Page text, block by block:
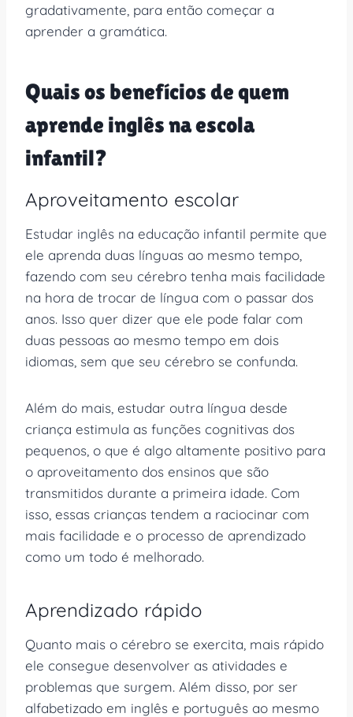
gradativamente, para então começar a
aprender a gramática.
Quais os benefícios de quem
aprende inglês na escola
infantil?
Aproveitamento escolar
Estudar inglês na educação infantil permite que
ele aprenda duas línguas ao mesmo tempo,
fazendo com seu cérebro tenha mais facilidade
na hora de trocar de língua com o passar dos
anos. Isso quer dizer que ele pode falar com
duas pessoas ao mesmo tempo em dois
idiomas, sem que seu cérebro se confunda.
Além do mais, estudar outra língua desde
criança estimula as funções cognitivas dos
pequenos, o que é algo altamente positivo para
o aproveitamento dos ensinos que são
transmitidos durante a primeira idade. Com
isso, essas crianças tendem a raciocinar com
mais facilidade e o processo de aprendizado
como um todo é melhorado.
Aprendizado rápido
Quanto mais o cérebro se exercita, mais rápido
ele consegue desenvolver as atividades e
problemas que surgem. Além disso, por ser
alfabetizado em inglês e português ao mesmo